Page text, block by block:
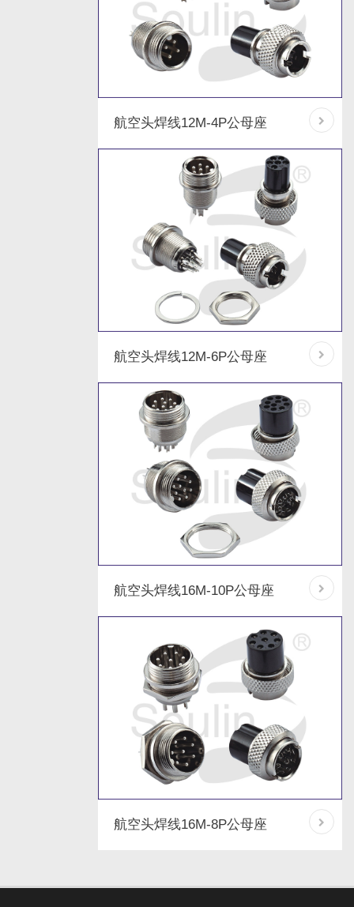
航空头焊线12M-4P公母座
航空头焊线12M-6P公母座
航空头焊线16M-10P公母座
航空头焊线16M-8P公母座